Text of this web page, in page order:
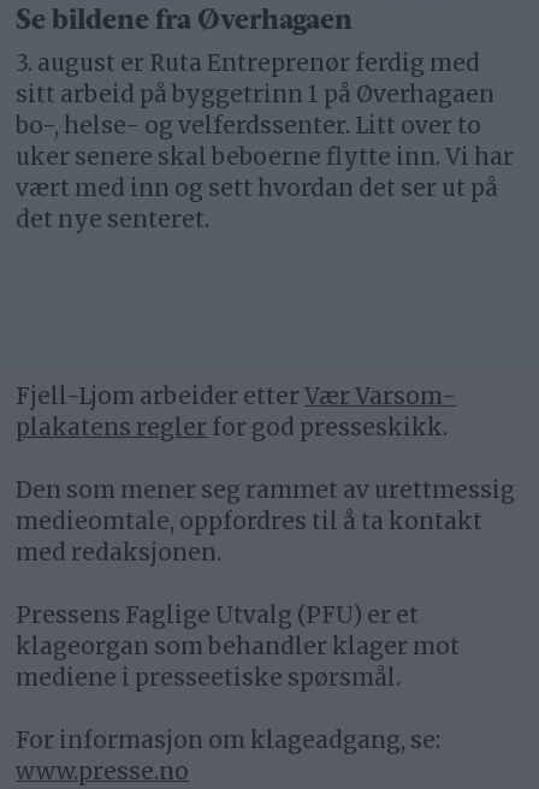
Se bildene fra Øverhagaen
3. august er Ruta Entreprenør ferdig med
sitt arbeid på byggetrinn 1 på Øverhagaen
bo-, helse- og velferdssenter. Litt over to
uker senere skal beboerne flytte inn. Vi har
vært med inn og sett hvordan det ser ut på
det nye senteret.
Fjell-Ljom arbeider etterVær Varsom-
plakatens regler for god presseskikk.
Den som mener seg rammet av urettmessig
medieomtale, oppfordres til å ta kontakt
med redaksjonen.
Pressens Faglige Utvalg (PFU) er et
klageorgan som behandler klager mot
mediene i presseetiske spørsmål.
For informasjon om klageadgang, se:
www.presse.no